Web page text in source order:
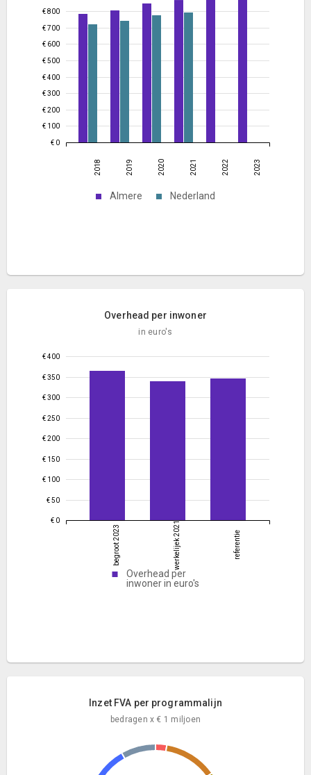
€ 0
€ 100
€ 200
€ 300
€ 400
€ 500
€ 600
€ 700
€ 800
2018 2019 2020 2021 2022 2023
Almere Nederland
Overhead per inwoner
in euro's
€ 0
€ 50
€ 100
€ 150
€ 200
€ 250
€ 300
€ 350
€ 400
begroot 2023 werkelijek 2021 referentie
Overhead per
inwoner in euro's
Inzet FVA per programmalijn
bedragen x € 1 miljoen